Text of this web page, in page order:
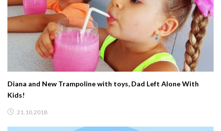
Diana and New Trampoline with toys, Dad Left Alone With
Kids!
21.10.2018